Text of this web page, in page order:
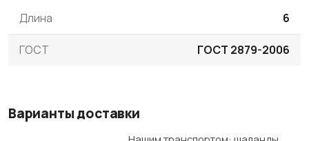
Длина 6
ГОСТ ГОСТ 2879-2006
Варианты доставки